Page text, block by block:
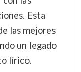
Esta
las mejores
un legado
lírico.